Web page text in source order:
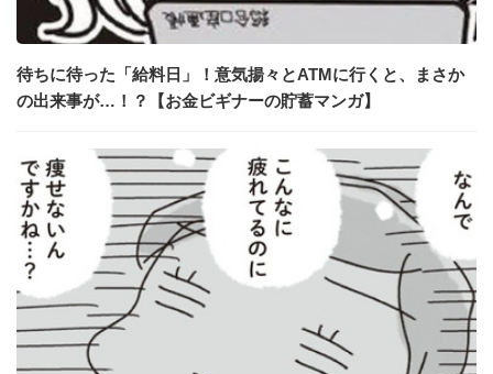
待ちに待った「給料日」！意気揚々とATMに行くと、まさか
の出来事が…！？【お金ビギナーの貯蓄マンガ】